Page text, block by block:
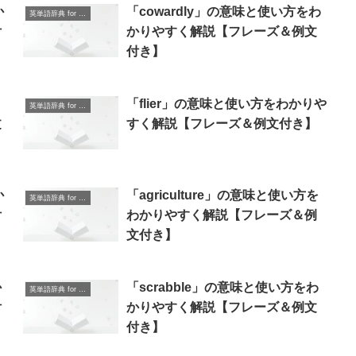
「cowardly」の意味と使い方をわ
かりやすく解説【フレーズ＆例文
付き】
「flier」の意味と使い方をわかりや
すく解説【フレーズ＆例文付き】
「agriculture」の意味と使い方を
わかりやすく解説【フレーズ＆例
文付き】
英単語辞典 for Beginners
「scrabble」の意味と使い方をわ
かりやすく解説【フレーズ＆例文
付き】